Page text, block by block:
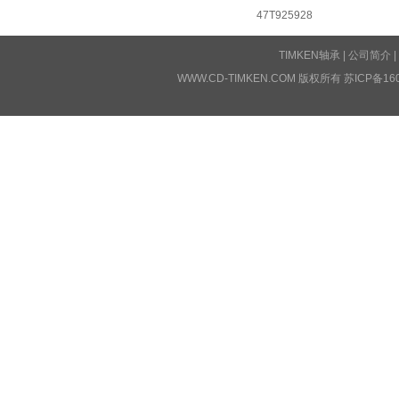
47T925928
TIMKEN轴承 公司简介
WWW.CD-TIMKEN.COM 版权所有 苏ICP备